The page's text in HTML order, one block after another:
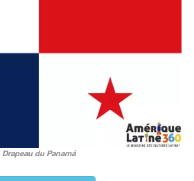
Drapeau du Panamá